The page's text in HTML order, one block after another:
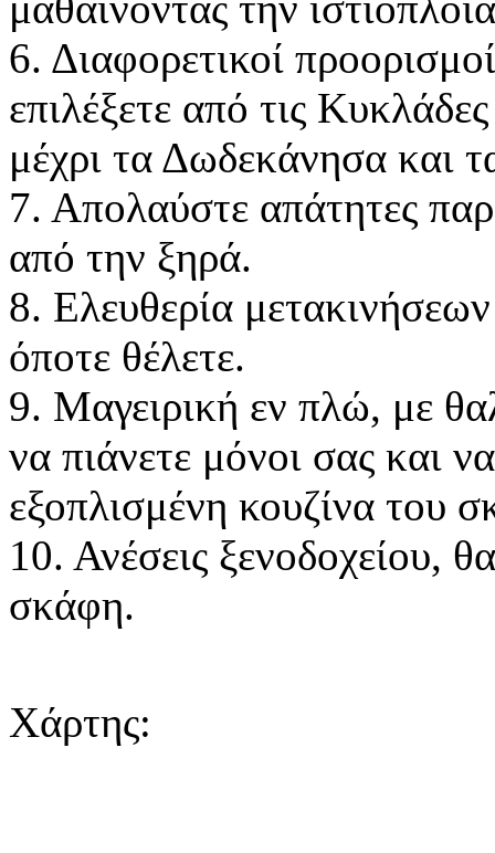
6. Διαφορετικοί
επιλέξετε από τις
μέχρι τα Δωδεκάνησα και
7. Απολαύστε απάτητες
από την ξηρά.
8. Ελευθερία
όποτε θέλετε.
9. Μαγειρική εν πλώ, με
να πιάνετε μόνοι σας και
εξοπλισμένη κουζίνα του
10. Ανέσεις ξενοδοχείου,
σκάφη.
Χάρτης: